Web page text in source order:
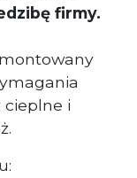
firmy.
i